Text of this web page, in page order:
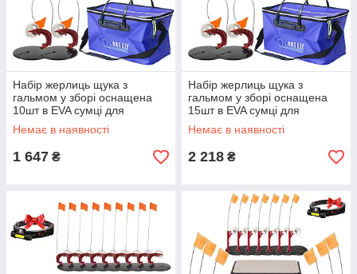
Набір жерлиць щука з
гальмом у зборі оснащена
10шт в EVA сумці для
риболовлі на щуку та судака
Немає в наявності
1 647 ₴
Набір жерлиць щука з
гальмом у зборі оснащена
15шт в EVA сумці для
риболовлі на щуку та судака
Немає в наявності
2 218 ₴